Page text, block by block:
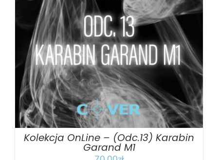
DODAJ DO KOSZYKA SZCZEGÓŁY
Kolekcja OnLine – (Odc.13) Karabin
Garand M1